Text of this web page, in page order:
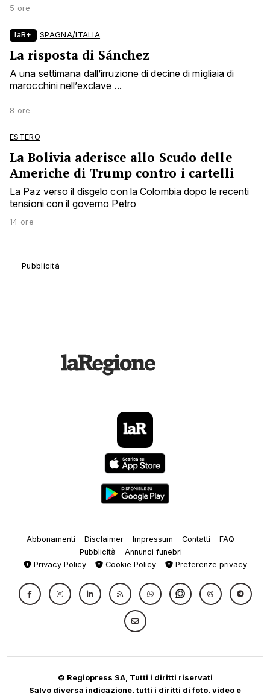
5 ore
laR+ SPAGNA/ITALIA
La risposta di Sánchez
A una settimana dall’irruzione di decine di migliaia di
marocchini nell’exclave ...
8 ore
ESTERO
La Bolivia aderisce allo Scudo delle
Americhe di Trump contro i cartelli
La Paz verso il disgelo con la Colombia dopo le recenti
tensioni con il governo Petro
14 ore
Abbonamenti Disclaimer Impressum Contatti
FAQ
Pubblicità
Annunci funebri
Privacy Policy
Cookie Policy Preferenze privacy
© Regiopress SA, Tutti i diritti riservati
Salvo diversa indicazione, tutti i diritti di foto, video e